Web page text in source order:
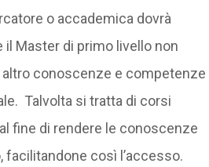
o accademica dovrà
Master di primo livello non
altro conoscenze e competenze
Talvolta si tratta di corsi
fine di rendere le conoscenze
così l’accesso.